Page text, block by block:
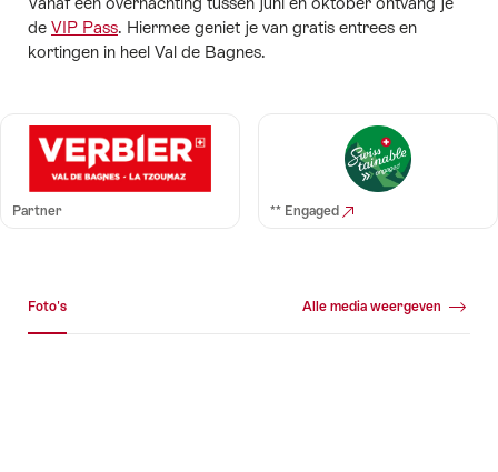
de VIP Pass. Hiermee geniet je van gratis entrees en
kortingen in heel Val de Bagnes.
Partner ** Engaged
Foto's Alle media weergeven